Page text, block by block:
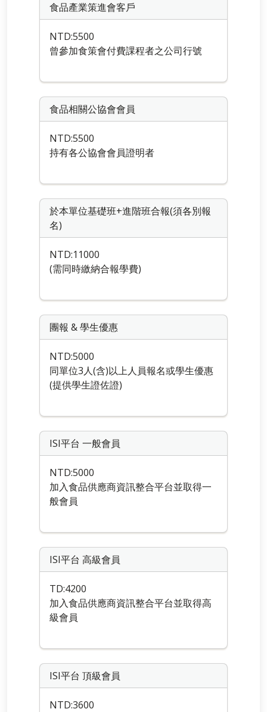
食品產業策進會客戶
NTD:5500
曾參加食策會付費課程者之公司行號
食品相關公協會會員
NTD:5500
持有各公協會會員證明者
於本單位基礎班+進階班合報(須各別報
名)
NTD:11000
(需同時繳納合報學費)
團報 & 學生優惠
NTD:5000
同單位3人(含)以上人員報名或學生優惠
(提供學生證佐證)
ISI平台 一般會員
NTD:5000
加入食品供應商資訊整合平台並取得一
般會員
ISI平台 高級會員
TD:4200
加入食品供應商資訊整合平台並取得高
級會員
ISI平台 頂級會員
NTD:3600